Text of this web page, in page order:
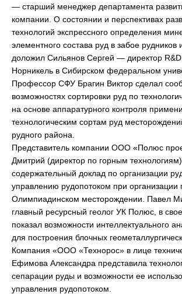
— старший менеджер департамента
компании. О состоянии и перспективах
технологий экспрессного определения
элементного состава руд в забое рудников
доложил Сильянов Сергей — директор
Норникель в Сибирском федеральном
Профессор СФУ Брагин Виктор сделал
возможностях сортировки руд по
на основе аппаратурного контроля
технологическим сортам руд
рудного района.
Представитель компании ООО «Полюс
Дмитрий (директор по горным
содержательный доклад по организации
управлению рудопотоком при
Олимпиадинском месторождении. Павел
главный ресурсный геолог УК Полюс, в
показал возможности интеллектуального
для построения блочных
Компания «ООО «Технорос» в лице
Ефимова Александра представила
сепарации руды и возможности ее
управления рудопотоком.